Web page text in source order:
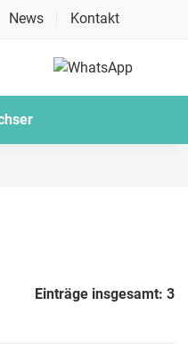
News Kontakt
Einträge insgesamt: 3